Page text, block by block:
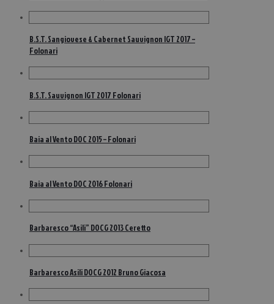
B.S.T. Sangiovese & Cabernet Sauvignon IGT 2017 –
Folonari
B.S.T. Sauvignon IGT 2017 Folonari
Baia al Vento DOC 2015 – Folonari
Baia al Vento DOC 2016 Folonari
Barbaresco “Asili” DOCG 2013 Ceretto
Barbaresco Asili DOCG 2012 Bruno Giacosa